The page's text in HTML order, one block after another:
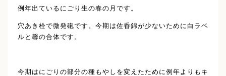
例年出ているにごり生の春の月です。
穴あき栓で微発砲です。今期は佐香錦が少ないために白ラベ
ルと馨の合体です。
今期はにごりの部分の種もやしを変えたために例年よりもキ